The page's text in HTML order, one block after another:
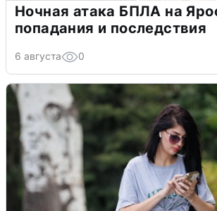
Ночная атака БПЛА на
попадания и последствия
6 августа 0